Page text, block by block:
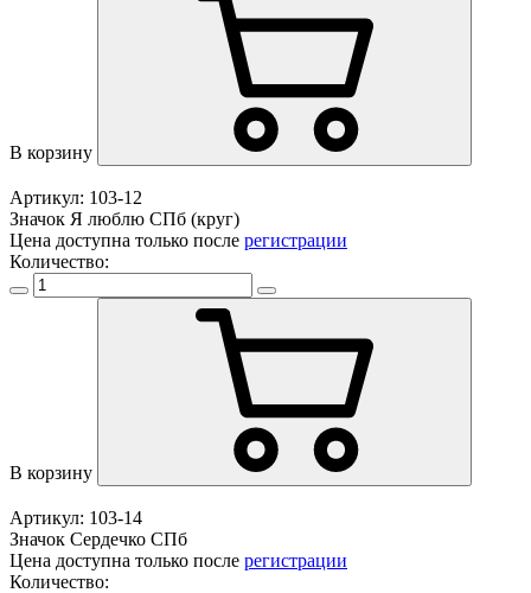
В корзину
Артикул: 103-12
Значок Я люблю СПб (круг)
Цена доступна только после регистрации
Количество:
В корзину
Артикул: 103-14
Значок Сердечко СПб
Цена доступна только после регистрации
Количество: